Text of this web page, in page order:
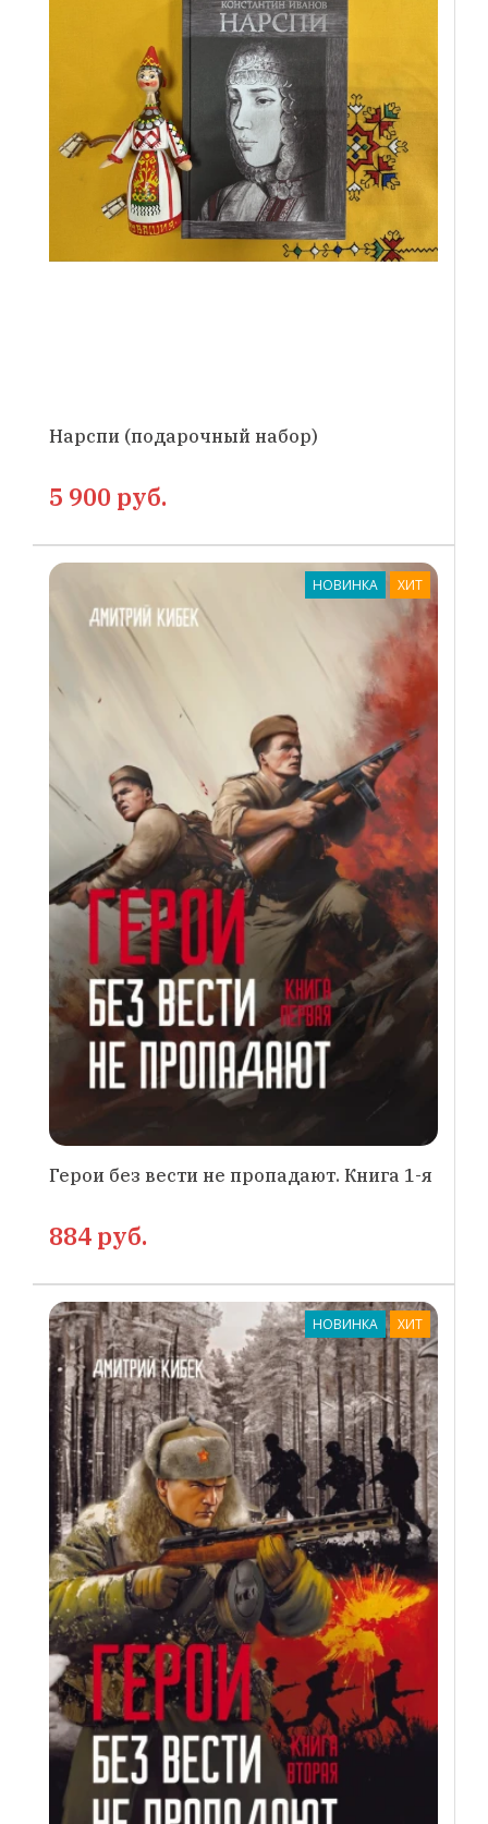
Нарспи (подарочный набор)
5 900 руб.
Герои без вести не пропадают. Книга 1-я
НОВИНКА ХИТ
884 руб.
НОВИНКА ХИТ